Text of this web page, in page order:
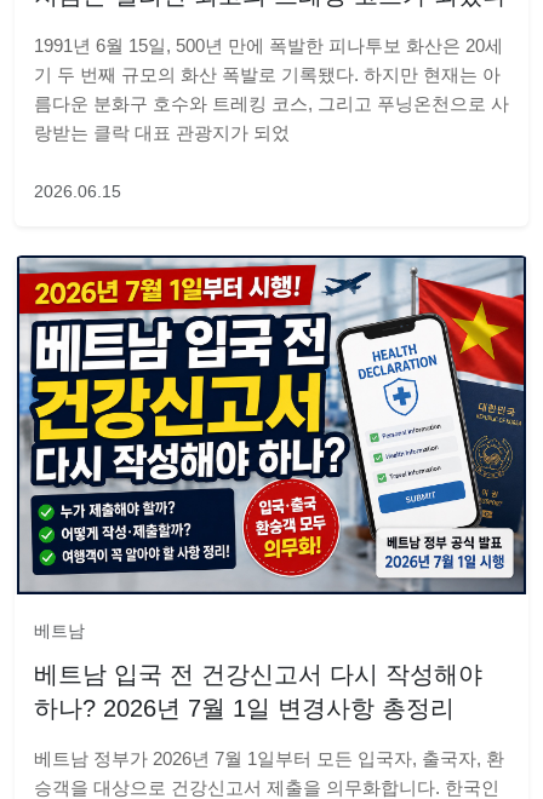
1991년 6월 15일, 500년 만에 폭발한 피나투보 화산은 20세
기 두 번째 규모의 화산 폭발로 기록됐다. 하지만 현재는 아
름다운 분화구 호수와 트레킹 코스, 그리고 푸닝온천으로 사
랑받는 클락 대표 관광지가 되었
2026.06.15
베트남
베트남 입국 전 건강신고서 다시 작성해야
하나? 2026년 7월 1일 변경사항 총정리
베트남 정부가 2026년 7월 1일부터 모든 입국자, 출국자, 환
승객을 대상으로 건강신고서 제출을 의무화합니다. 한국인